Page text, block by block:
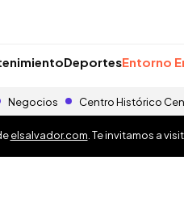
DeportesEntorno
Negocios Centro Histórico
elsalvador.com . Te invitamos a